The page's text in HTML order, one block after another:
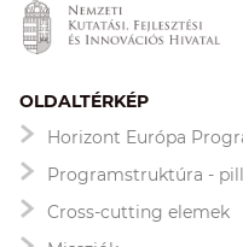
OLDALTÉRKÉP
Horizont Európa
Programstruktúra -
Cross-cutting elemek